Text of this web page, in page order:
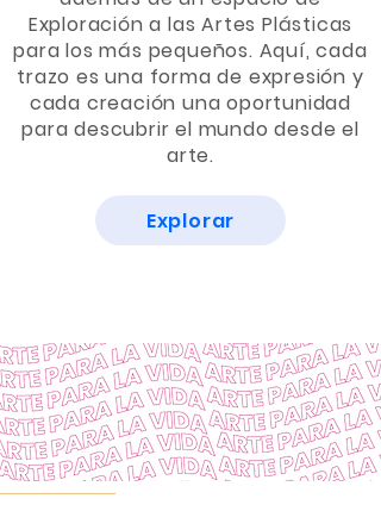
Exploración a las Artes Plásticas
para los más pequeños. Aquí, cada
trazo es una forma de expresión y
cada creación una oportunidad
para descubrir el mundo desde el
arte.
Explorar